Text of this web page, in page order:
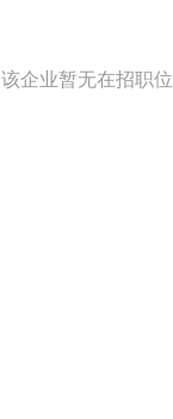
该企业暂无在招职位